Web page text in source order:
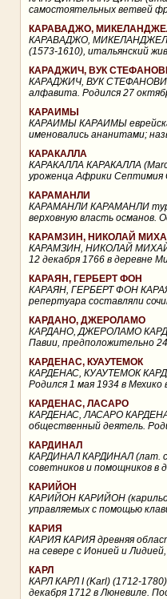
самостоятельных ветвей
КАРАВАДЖО,
КАРАВАДЖО,
(1573-1610), итальянский
КАРАДЖИЧ, ВУК
КАРАДЖИЧ, ВУК
алфавита. Родился 27
КАРАИМЫ
КАРАИМЫ КАРАИМЫ
именовались ананитами;
КАРАКАЛЛА
КАРАКАЛЛА КАРАКАЛЛА
уроженца Африки Септимия
КАРАМАНЛИ
КАРАМАНЛИ КАРАМАНЛИ
верховную власть османов.
КАРАМЗИН, НИКОЛАЙ
КАРАМЗИН, НИКОЛАЙ
12 декабря 1766 в деревне
КАРАЯН, ГЕРБЕРТ ФОН
КАРАЯН, ГЕРБЕРТ ФОН
репертуара составляли
КАРДАНО, ДЖЕРОЛАМО
КАРДАНО, ДЖЕРОЛАМО
Павии, предположительно
КАРДЕНАС, КУАУТЕМОК
КАРДЕНАС, КУАУТЕМОК
Родился 1 мая 1934 в
КАРДЕНАС, ЛАСАРО
КАРДЕНАС, ЛАСАРО
общественный деятель.
КАРДИНАЛ
КАРДИНАЛ КАРДИНАЛ (лат.
советников и помощников в
КАРИЙОН
КАРИЙОН КАРИЙОН
управляемых с помощью
КАРИЯ
КАРИЯ КАРИЯ древняя
на севере с Ионией и
КАРЛ
КАРЛ КАРЛ I (Karl) (1712-
декабря 1712 в Люневиле.